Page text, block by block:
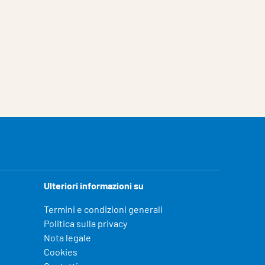
Ulteriori informazioni su
Termini e condizioni generali
Politica sulla privacy
Nota legale
Cookies